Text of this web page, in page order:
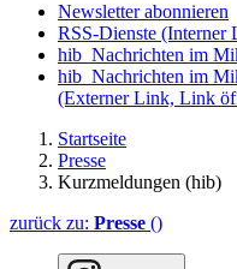
Newsletter abonnieren
RSS-Dienste (Interner
hib_Nachrichten im
hib_Nachrichten im
(Externer Link, Link
Startseite
Presse
Kurzmeldungen (hib)
zurück zu: Presse ()